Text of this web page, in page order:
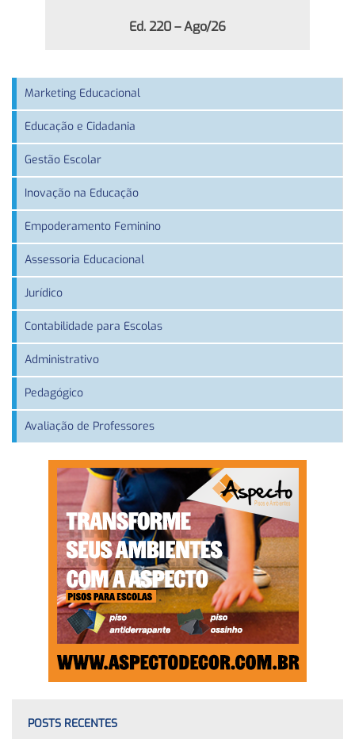
Ed. 220 – Ago/26
Marketing Educacional
Educação e Cidadania
Gestão Escolar
Inovação na Educação
Empoderamento Feminino
Assessoria Educacional
Jurídico
Contabilidade para Escolas
Administrativo
Pedagógico
Avaliação de Professores
POSTS RECENTES